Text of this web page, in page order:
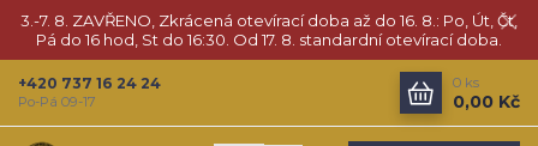
3.-7. 8. ZAVŘENO, Zkrácená otevírací doba až do 16. 8.: Po, Út, Čt,
Pá do 16 hod, St do 16:30. Od 17. 8. standardní otevírací doba.
+420 737 16 24 24
Po-Pá 09-17
0 ks
0,00 Kč